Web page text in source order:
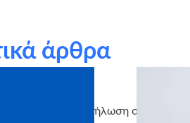
πληροφορίες & δήλωση
άρθρα